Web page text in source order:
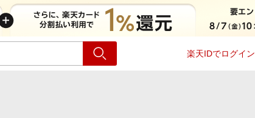
楽天IDでログイン